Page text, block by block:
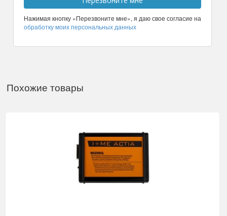
Нажимая кнопку «Перезвоните мне», я даю свое согласие на
обработку моих персональных данных
Похожие товары